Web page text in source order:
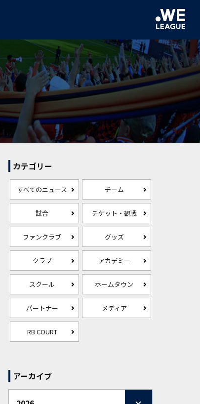
カテゴリー
すべてのニュース チーム
試合 チケット・観戦
ファンクラブ グッズ
クラブ アカデミー
スクール ホームタウン
パートナー メディア
RB COURT
アーカイブ